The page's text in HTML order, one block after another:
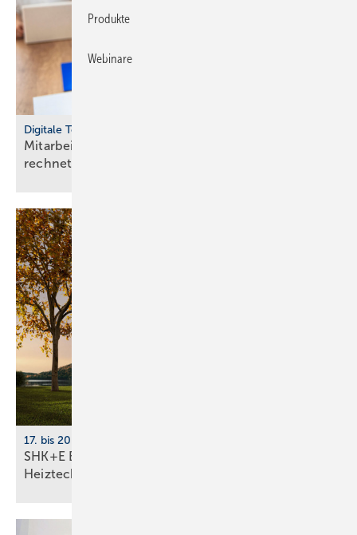
Digitale Tools
Mit­ar­bei­ten­de mit Raum­luft­tech­nik gesund halten
rech­net
17. bis 20. März 2026, Messe Essen
SHK+E Essen 2026: Sanitär-, Wasser-, Luft- und
Heiztechnik
Produkte
Webinare